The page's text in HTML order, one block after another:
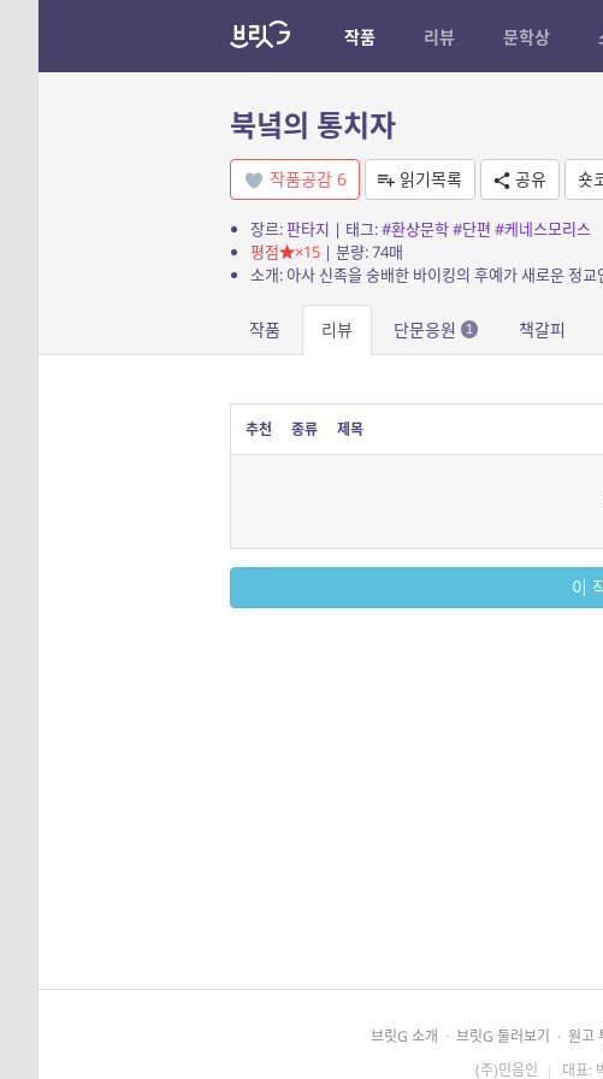
작품 리뷰 문학상
북녘의 통치자
작품공감 6 읽기목록 공유 숏
장르:판타지 | 태그:#환상문학#단편 #케네스모리스
평점
×15| 분량: 74매
작품 리뷰 단문응원 1 책갈피
추천 종류 제목
이
브릿G 소개 · 브릿G 둘러보기 · 원고
(주)민음인 | 대표: